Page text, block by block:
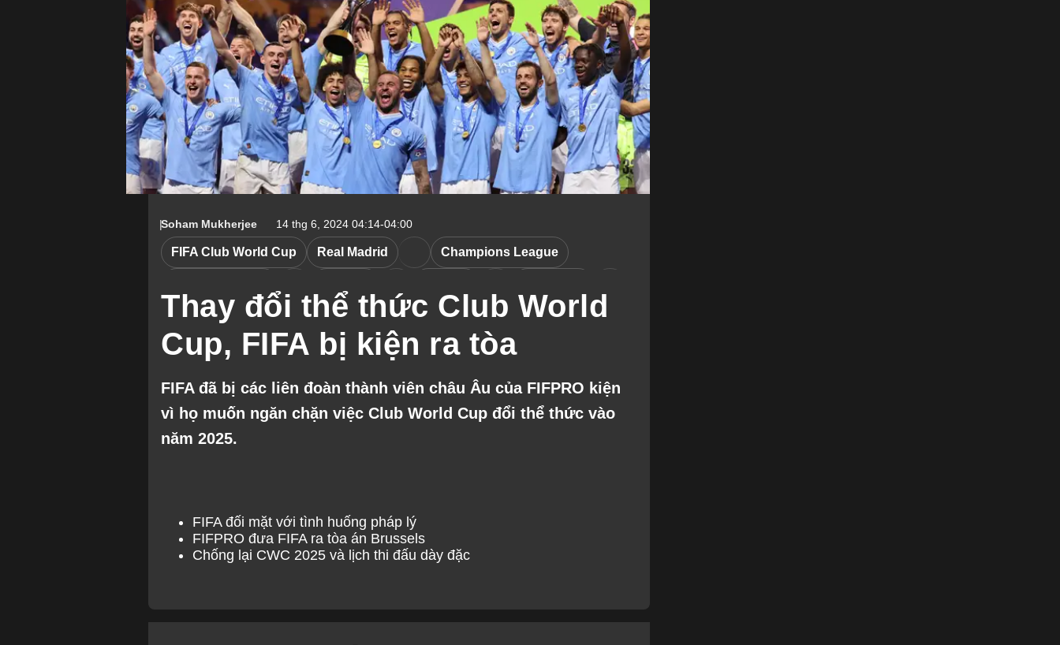
Soham Mukherjee 14 thg 6, 2024 04:14-04:00
Thay đổi thể thức Club World
Cup, FIFA bị kiện ra tòa
FIFA Club World Cup Real Madrid Champions League
Bayern Munich
FIFA đã bị các liên đoàn thành viên châu Âu của FIFPRO kiện
vì họ muốn ngăn chặn việc Club World Cup đổi thể thức vào
năm 2025.
FIFA đối mặt với tình huống pháp lý
FIFPRO đưa FIFA ra tòa án Brussels
Chống lại CWC 2025 và lịch thi đấu dày đặc